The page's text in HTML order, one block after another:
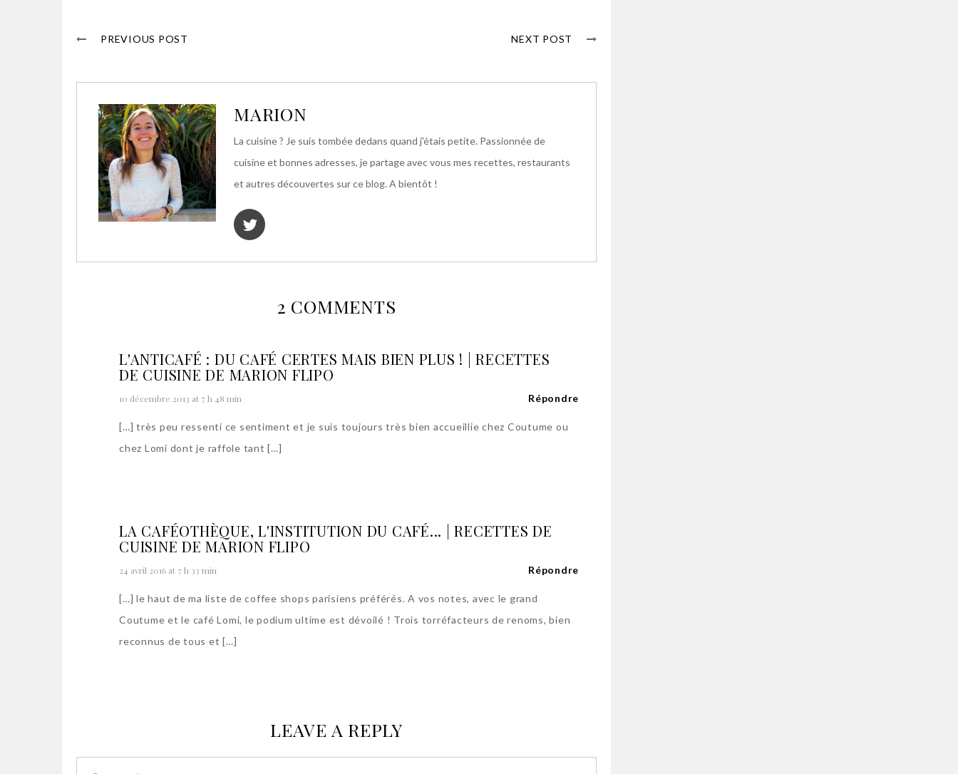
PREVIOUS POST NEXT POST
MARION
La cuisine ? Je suis tombée dedans quand j'étais petite. Passionnée de
cuisine et bonnes adresses, je partage avec vous mes recettes, restaurants
et autres découvertes sur ce blog. A bientôt !
2 COMMENTS
L'ANTICAFÉ : DU CAFÉ CERTES MAIS BIEN PLUS ! | RECETTES
DE CUISINE DE MARION FLIPO
10 décembre 2013 at 7 h 48 min Répondre
[…] très peu ressenti ce sentiment et je suis toujours très bien accueillie chez Coutume ou
chez Lomi dont je raffole tant […]
LA CAFÉOTHÈQUE, L'INSTITUTION DU CAFÉ... | RECETTES DE
CUISINE DE MARION FLIPO
24 avril 2016 at 7 h 33 min Répondre
[…] le haut de ma liste de coffee shops parisiens préférés. A vos notes, avec le grand
Coutume et le café Lomi, le podium ultime est dévoilé ! Trois torréfacteurs de renoms, bien
reconnus de tous et […]
LEAVE A REPLY